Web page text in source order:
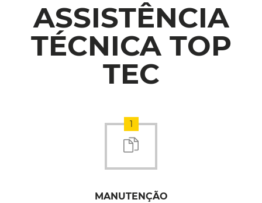
ASSISTÊNCIA
TÉCNICA TOP
TEC
1
MANUTENÇÃO